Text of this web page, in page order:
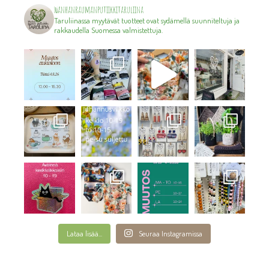
wanhanraumanputiikkitaruliina
Taruliinassa myytävät tuotteet ovat sydämellä suunniteltuja ja
rakkaudella Suomessa valmistettuja.
Lataa lisää... Seuraa Instagramissa